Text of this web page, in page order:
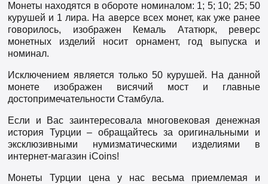
Монеты находятся в обороте номиналом: 1; 5; 10; 25; 50
курушей и 1 лира. На аверсе всех монет, как уже ранее
говорилось, изображен Кемаль Ататюрк, реверс
монетных изделий носит орнамент, год выпуска и
номинал.
Исключением является только 50 курушей. На данной
монете изображен висячий мост и главные
достопримечательности Стамбула.
Если и Вас заинтересовала многовековая денежная
история Турции – обращайтесь за оригинальными и
эксклюзивными нумизматическими изделиями в
интернет-магазин iCoins!
Монеты Турции цена у нас весьма приемлемая и